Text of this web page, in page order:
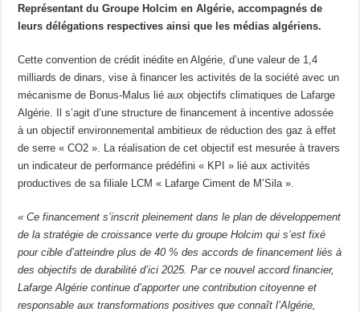
Représentant du Groupe Holcim en Algérie, accompagnés de
leurs délégations respectives ainsi que les médias algériens.
Cette convention de crédit inédite en Algérie, d’une valeur de 1,4
milliards de dinars, vise à financer les activités de la société avec un
mécanisme de Bonus-Malus lié aux objectifs climatiques de Lafarge
Algérie. Il s’agit d’une structure de financement à incentive adossée
à un objectif environnemental ambitieux de réduction des gaz à effet
de serre « CO2 ». La réalisation de cet objectif est mesurée à travers
un indicateur de performance prédéfini « KPI » lié aux activités
productives de sa filiale LCM « Lafarge Ciment de M’Sila ».
« Ce financement s’inscrit pleinement dans le plan de développement
de la stratégie de croissance verte du groupe Holcim qui s’est fixé
pour cible d’atteindre plus de 40 % des accords de financement liés à
des objectifs de durabilité d’ici 2025. Par ce nouvel accord financier,
Lafarge Algérie continue d’apporter une contribution citoyenne et
responsable aux transformations positives que connaît l’Algérie,